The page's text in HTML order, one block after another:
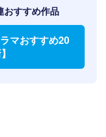
おすすめ作品
マおすすめ20